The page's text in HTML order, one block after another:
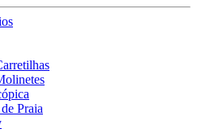
Praia